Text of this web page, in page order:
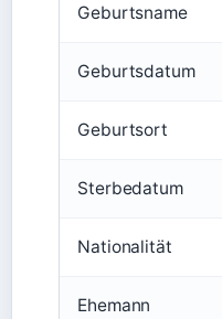
Geburtsname
Geburtsdatum
Geburtsort
Sterbedatum
Nationalität
Ehemann